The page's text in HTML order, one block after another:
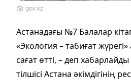
gov.kz
Астанадағы №7 Балалар
«Экология – табиғат
сағат өтті, – деп хабарлайды
тілшісі Астана әкімдігінің